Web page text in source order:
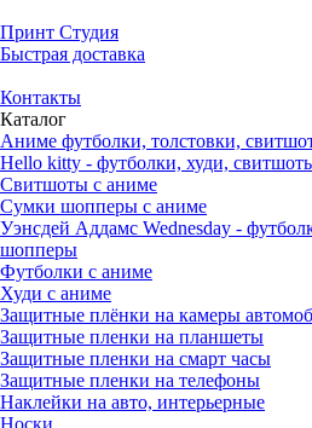
Принт Студия
Быстрая доставка
Контакты
Каталог
Аниме футболки, толстовки,
Hello kitty - футболки, худи,
Свитшоты с аниме
Сумки шопперы с аниме
Уэнсдей Аддамс Wednesday -
шопперы
Футболки с аниме
Худи с аниме
Защитные плёнки на камеры
Защитные пленки на планшеты
Защитные пленки на смарт часы
Защитные пленки на телефоны
Наклейки на авто, интерьерные
Носки